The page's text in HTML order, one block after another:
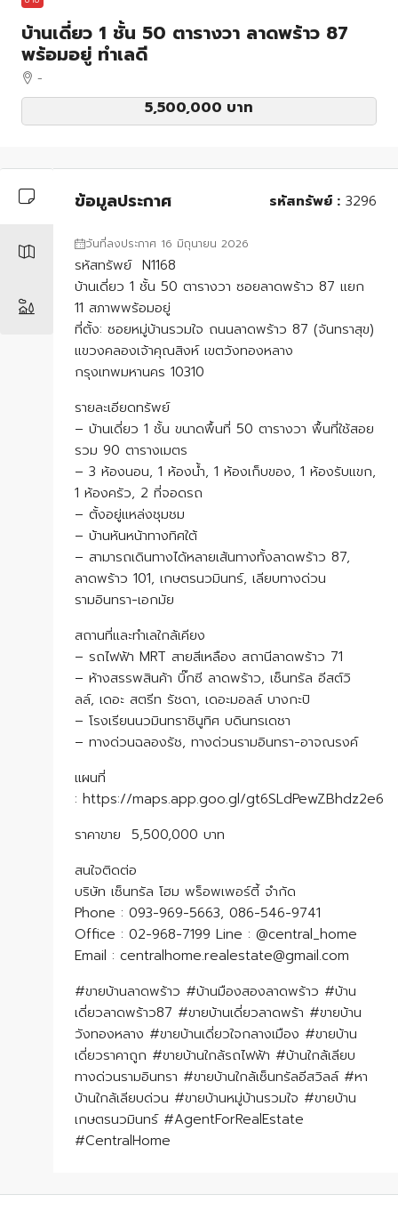
บ้านเดี่ยว 1 ชั้น 50 ตารางวา ลาดพร้าว 87
พร้อมอยู่ ทำเลดี
-
5,500,000 บาท
ข้อมูลประกาศ รหัสทรัพย์ : 3296
วันที่ลงประกาศ 16 มิถุนายน 2026
รหัสทรัพย์ N1168
บ้านเดี่ยว 1 ชั้น 50 ตารางวา ซอยลาดพร้าว 87 แยก
11 สภาพพร้อมอยู่
ที่ตั้ง: ซอยหมู่บ้านรวมใจ ถนนลาดพร้าว 87 (จันทราสุข)
แขวงคลองเจ้าคุณสิงห์ เขตวังทองหลาง
กรุงเทพมหานคร 10310
รายละเอียดทรัพย์
– บ้านเดี่ยว 1 ชั้น ขนาดพื้นที่ 50 ตารางวา พื้นที่ใช้สอย
รวม 90 ตารางเมตร
– 3 ห้องนอน, 1 ห้องน้ำ, 1 ห้องเก็บของ, 1 ห้องรับแขก,
1 ห้องครัว, 2 ที่จอดรถ
– ตั้งอยู่แหล่งชุมชม
– บ้านหันหน้าทางทิศใต้
– สามารถเดินทางได้หลายเส้นทางทั้งลาดพร้าว 87,
ลาดพร้าว 101, เกษตรนวมินทร์, เลียบทางด่วน
รามอินทรา-เอกมัย
สถานที่และทำเลใกล้เคียง
– รถไฟฟ้า MRT สายสีเหลือง สถานีลาดพร้าว 71
– ห้างสรรพสินค้า บิ๊กซี ลาดพร้าว, เซ็นทรัล อีสต์วิ
ลล์, เดอะ สตรีท รัชดา, เดอะมอลล์ บางกะปิ
– โรงเรียนนวมินทราชินูทิศ บดินทรเดชา
– ทางด่วนฉลองรัช, ทางด่วนรามอินทรา-อาจณรงค์
แผนที่
: https://maps.app.goo.gl/gt6SLdPewZBhdz2e6
ราคาขาย 5,500,000 บาท
​​​​​​​สนใจติดต่อ
บริษัท เซ็นทรัล โฮม พร็อพเพอร์ตี้ จำกัด
Phone : 093-969-5663, 086-546-9741
Office : 02-968-7199 Line : @central_home
​​​​​​​Email : centralhome.realestate@gmail.com
#ขายบ้านลาดพร้าว #บ้านมืองสองลาดพร้าว #บ้าน
เดี่ยวลาดพร้าว87 #ขายบ้านเดี่ยวลาดพร้า #ขายบ้าน
วังทองหลาง #ขายบ้านเดี่ยวใจกลางเมือง #ขายบ้าน
เดี่ยวราคาถูก #ขายบ้านใกล้รถไฟฟ้า #บ้านใกล้เลียบ
ทางด่วนรามอินทรา #ขายบ้านใกล้เซ็นทรัลอีสวิลล์ #หา
บ้านใกล้เลียบด่วน #ขายบ้านหมู่บ้านรวมใจ #ขายบ้าน
เกษตรนวมินทร์ #AgentForRealEstate
#CentralHome